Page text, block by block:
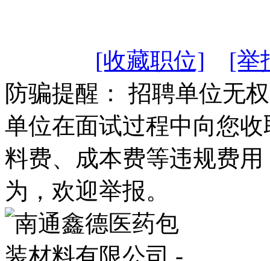
[收藏职位]
[举
防骗提醒： 招聘单位无
单位在面试过程中向您
料费、成本费等违规费
为，欢迎举报。